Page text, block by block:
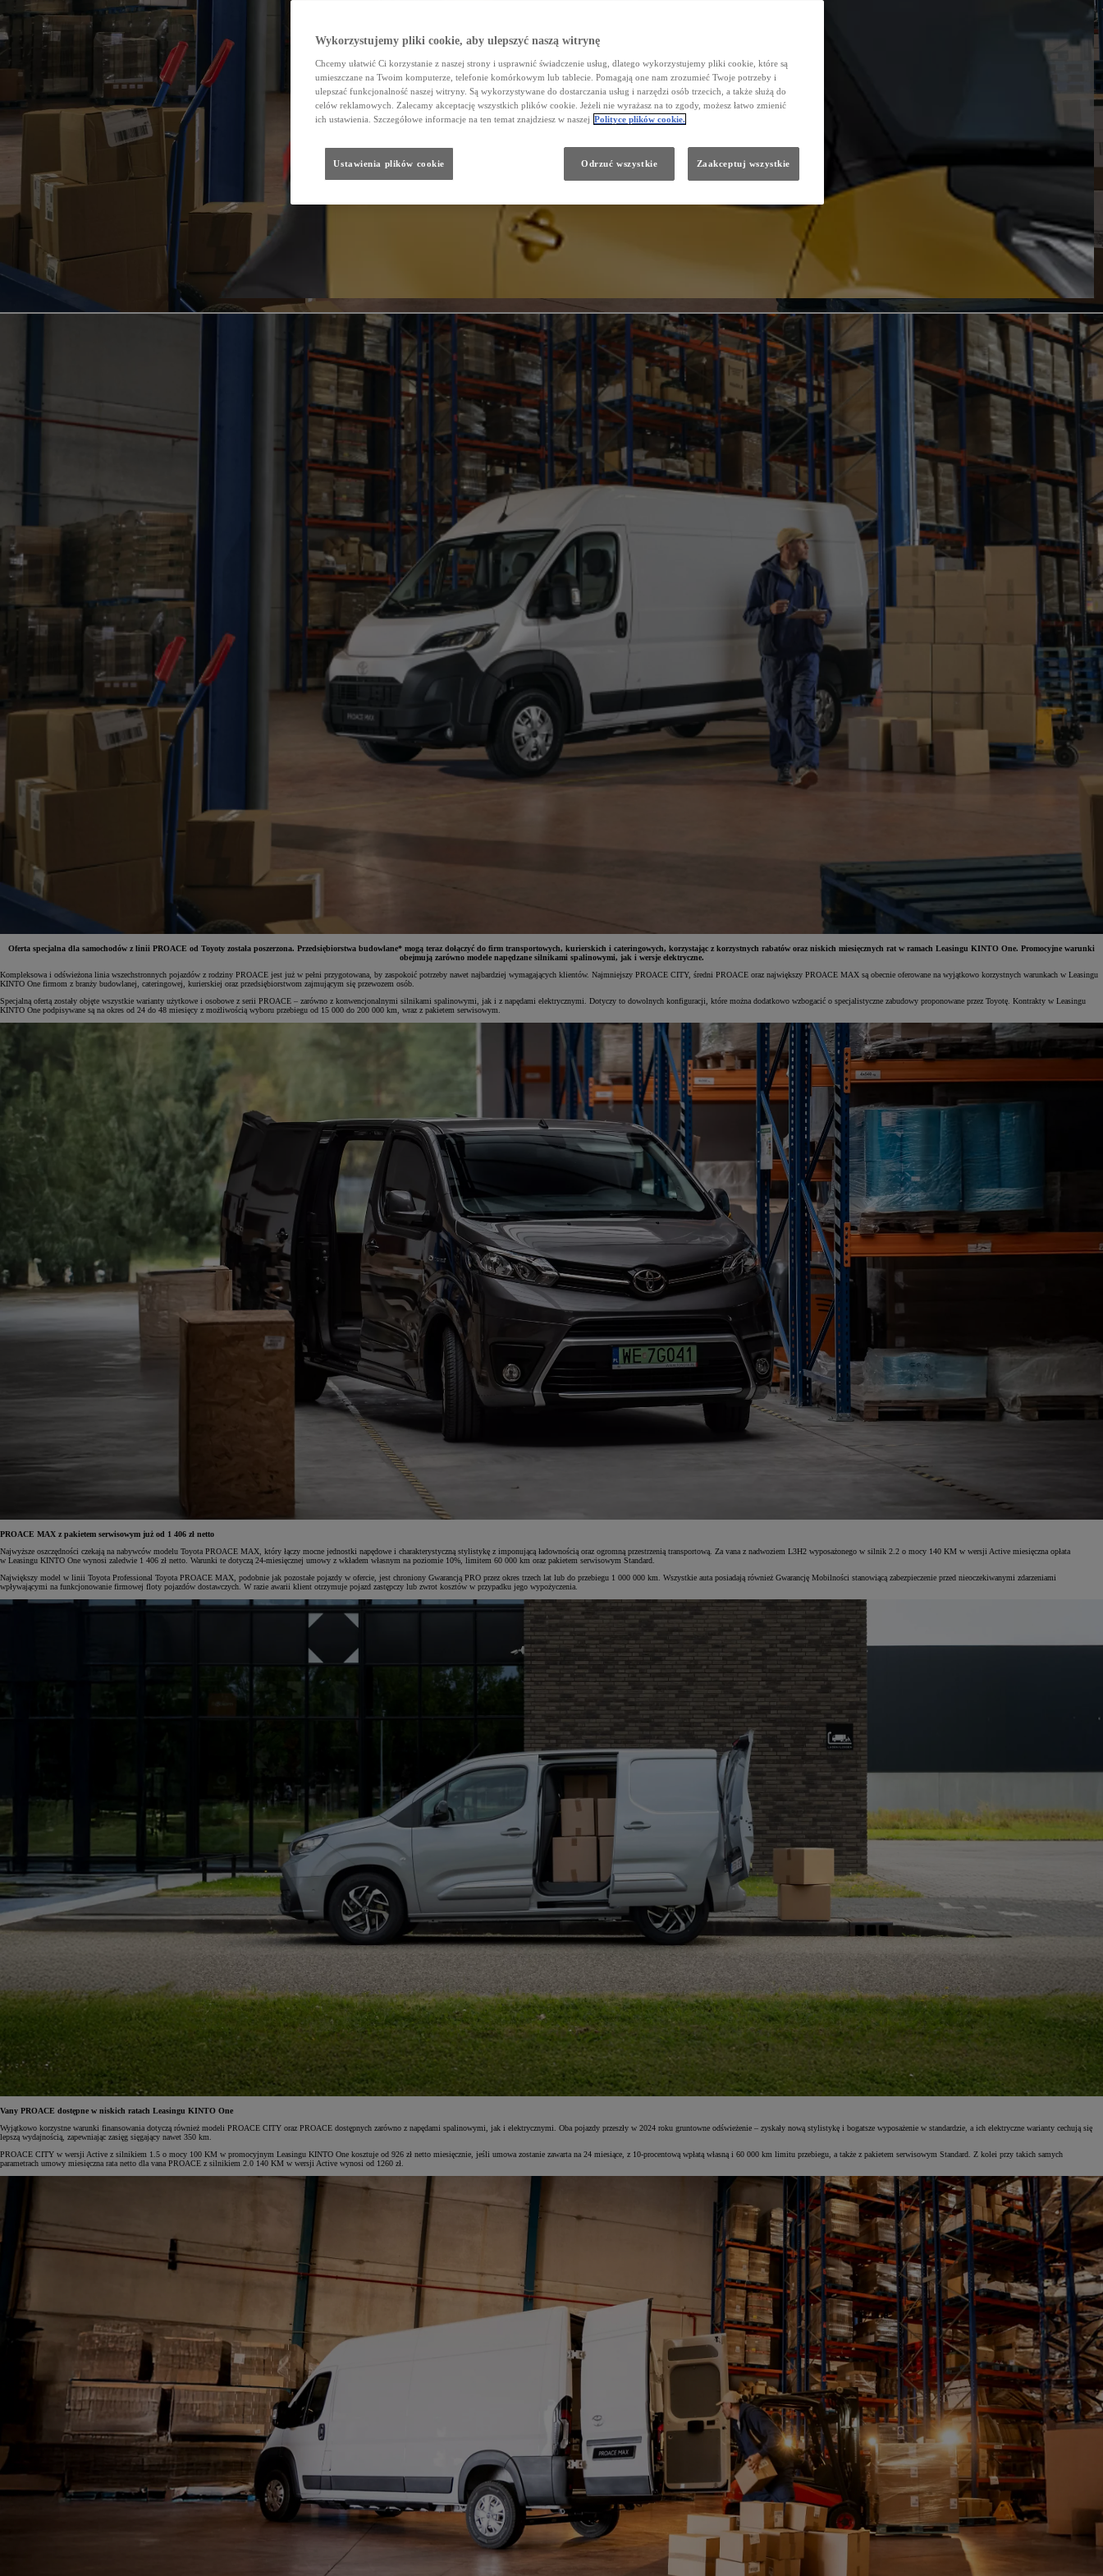
Yaris Cross
HYBRID
HYBRID
Oferta specjalna dla samochodów z linii PROACE od Toyoty została poszerzona. Przedsiębiorstwa budowlane* mogą teraz dołączyć do firm transportowych, kurierskich i cateringowych, korzystając z korzystnych rabatów oraz niskich miesięcznych rat w ramach Leasingu KINTO One. Promocyjne warunki
obejmują zarówno modele napędzane silnikami spalinowymi, jak i wersje elektryczne.
Kompleksowa i odświeżona linia wszechstronnych pojazdów z rodziny PROACE jest już w pełni przygotowana, by zaspokoić potrzeby nawet najbardziej wymagających klientów. Najmniejszy PROACE CITY, średni PROACE oraz największy PROACE MAX są obecnie oferowane na wyjątkowo korzystnych warunkach w Leasingu
KINTO One firmom z branży budowlanej, cateringowej, kurierskiej oraz przedsiębiorstwom zajmującym się przewozem osób.
Specjalną ofertą zostały objęte wszystkie warianty użytkowe i osobowe z serii PROACE – zarówno z konwencjonalnymi silnikami spalinowymi, jak i z napędami elektrycznymi. Dotyczy to dowolnych konfiguracji, które można dodatkowo wzbogacić o specjalistyczne zabudowy proponowane przez Toyotę. Kontrakty w Leasingu
KINTO One podpisywane są na okres od 24 do 48 miesięcy z możliwością wyboru przebiegu od 15 000 do 200 000 km, wraz z pakietem serwisowym.
PROACE MAX z pakietem serwisowym już od 1 406 zł netto
Najwyższe oszczędności czekają na nabywców modelu Toyota PROACE MAX, który łączy mocne jednostki napędowe i charakterystyczną stylistykę z imponującą ładownością oraz ogromną przestrzenią transportową. Za vana z nadwoziem L3H2 wyposażonego w silnik 2.2 o mocy 140 KM w wersji Active miesięczna opłata
w Leasingu KINTO One wynosi zaledwie 1 406 zł netto. Warunki te dotyczą 24-miesięcznej umowy z wkładem własnym na poziomie 10%, limitem 60 000 km oraz pakietem serwisowym Standard.
Największy model w linii Toyota Professional Toyota PROACE MAX, podobnie jak pozostałe pojazdy w ofercie, jest chroniony Gwarancją PRO przez okres trzech lat lub do przebiegu 1 000 000 km. Wszystkie auta posiadają również Gwarancję Mobilności stanowiącą zabezpieczenie przed nieoczekiwanymi zdarzeniami
wpływającymi na funkcjonowanie firmowej floty pojazdów dostawczych. W razie awarii klient otrzymuje pojazd zastępczy lub zwrot kosztów w przypadku jego wypożyczenia.
Vany PROACE dostępne w niskich ratach Leasingu KINTO One
Wyjątkowo korzystne warunki finansowania dotyczą również modeli PROACE CITY oraz PROACE dostępnych zarówno z napędami spalinowymi, jak i elektrycznymi. Oba pojazdy przeszły w 2024 roku gruntowne odświeżenie – zyskały nową stylistykę i bogatsze wyposażenie w standardzie, a ich elektryczne warianty cechują się
lepszą wydajnością, zapewniając zasięg sięgający nawet 350 km.
PROACE CITY w wersji Active z silnikiem 1.5 o mocy 100 KM w promocyjnym Leasingu KINTO One kosztuje od 926 zł netto miesięcznie, jeśli umowa zostanie zawarta na 24 miesiące, z 10-procentową wpłatą własną i 60 000 km limitu przebiegu, a także z pakietem serwisowym Standard. Z kolei przy takich samych
parametrach umowy miesięczna rata netto dla vana PROACE z silnikiem 2.0 140 KM w wersji Active wynosi od 1260 zł.
Wykorzystujemy pliki cookie, aby ulepszyć naszą witrynę
Chcemy ułatwić Ci korzystanie z naszej strony i usprawnić świadczenie usług, dlatego wykorzystujemy pliki cookie, które są
umieszczane na Twoim komputerze, telefonie komórkowym lub tablecie. Pomagają one nam zrozumieć Twoje potrzeby i
ulepszać funkcjonalność naszej witryny. Są wykorzystywane do dostarczania usług i narzędzi osób trzecich, a także służą do
celów reklamowych. Zalecamy akceptację wszystkich plików cookie. Jeżeli nie wyrażasz na to zgody, możesz łatwo zmienić
ich ustawienia. Szczegółowe informacje na ten temat znajdziesz w naszej Polityce plików cookie.
Ustawienia plików cookie Odrzuć wszystkie Zaakceptuj wszystkie